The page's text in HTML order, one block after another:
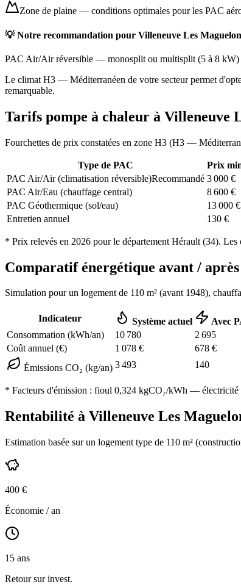
Zone de plaine — conditions optimales pour les PAC
💡 Notre recommandation pour Villeneuve Les
PAC Air/Air réversible — monosplit ou multisplit (5 à 8 kW)
Le climat H3 — Méditerranéen de votre secteur permet
remarquable.
Tarifs pompe à chaleur à Villeneuve
Fourchettes de prix constatées en zone H3 (H3 —
Type de PAC Prix
PAC Air/Air (climatisation réversible)Recommandé 3 000 €
PAC Air/Eau (chauffage central)
8 600 €
PAC Géothermique (sol/eau)
13 000 €
Entretien annuel
130 €
* Prix relevés en 2026 pour le département Hérault (34). Les
Comparatif énergétique avant /
Simulation pour un logement de 110 m² (avant 1948),
Indicateur Système actuel Avec
Consommation (kWh/an)
10 780 2 695
Coût annuel (€)
1 078 € 678 €
Émissions CO₂ (kg/an) 3 493 140
* Facteurs d'émission : fioul 0,324 kgCO₂/kWh — électricité
Rentabilité à Villeneuve Les
Estimation basée sur un logement type de 110 m²
400 €
Économie / an
15 ans
Retour sur invest.